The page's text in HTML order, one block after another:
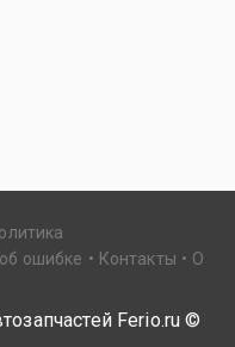
ошибке Контакты
О
Ferio.ru ©